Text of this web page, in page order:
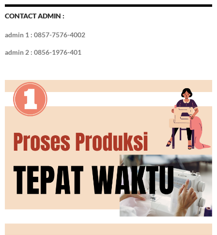
CONTACT ADMIN :
admin 1 : 0857-7576-4002
admin 2 : 0856-1976-401